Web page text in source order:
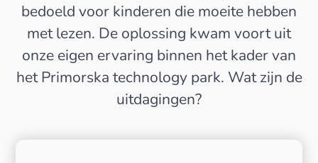
bedoeld voor kinderen die moeite hebben
met lezen. De oplossing kwam voort uit
onze eigen ervaring binnen het kader van
het Primorska technology park. Wat zijn de
uitdagingen?